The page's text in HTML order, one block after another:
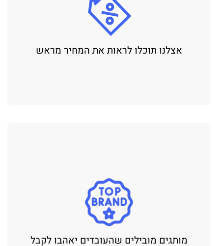
אצלנו תוכלו לראות את המחיר מראש
מותגים מובילים שהעובדים יאהבו לקבל